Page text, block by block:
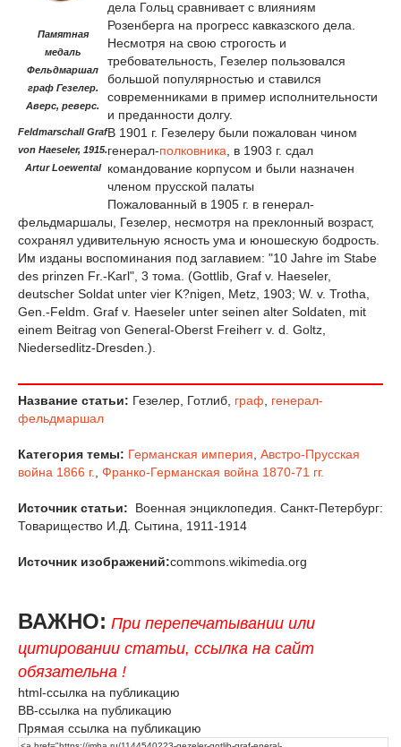
Памятная
медаль
Фельдмаршал
граф Гезелер.
Аверс, реверс.
Feldmarschall Graf
von Haeseler, 1915.
Artur Loewental
дела Гольц сравнивает с влияниям
Розенберга на прогресс кавказского дела.
Несмотря на свою строгость и
требовательность, Гезелер пользовался
большой популярностью и ставился
современниками в пример исполнительности
и преданности долгу.
В 1901 г. Гезелеру были пожалован чином
генерал-полковника , в 1903 г. сдал
командование корпусом и были назначен
членом прусской палаты
Пожалованный в 1905 г. в генерал-
фельдмаршалы, Гезелер, несмотря на преклонный возраст,
сохранял удивительную ясность ума и юношескую бодрость.
Им изданы воспоминания под заглавием: "10 Jahre im Stabe
des prinzen Fr.-Karl", 3 тома. (Gottlib, Graf v. Haeseler,
deutscher Soldat unter vier K?nigen, Metz, 1903; W. v. Trotha,
Gen.-Feldm. Graf v. Haeseler unter seinen alter Soldaten, mit
einem Beitrag von General-Oberst Freiherr v. d. Goltz,
Niedersedlitz-Dresden.).
Название статьи: Гезелер, Готлиб, граф
генерал-
фельдмаршал
Категория темы: Германская империя Австро-Прусская
война 1866 г.
Франко-Германская война 1870-71 гг.
Источник статьи:
Военная энциклопедия. Санкт-Петербург:
Товарищество И.Д. Сытина, 1911-1914
Источник изображений:commons.wikimedia.org
ВАЖНО: При перепечатывании или
цитировании статьи, ссылка на сайт
обязательна !
html-ссылка на публикацию
BB-ссылка на публикацию
Прямая ссылка на публикацию